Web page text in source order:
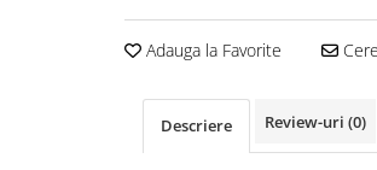
Adauga la Favorite
Descriere Review-uri (0)